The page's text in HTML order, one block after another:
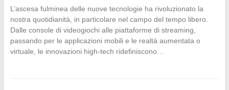
L’ascesa fulminea delle nuove tecnologie ha rivoluzionato la
nostra quotidianità, in particolare nel campo del tempo libero.
Dalle console di videogiochi alle piattaforme di streaming,
passando per le applicazioni mobili e le realtà aumentata o
virtuale, le innovazioni high-tech ridefiniscono…